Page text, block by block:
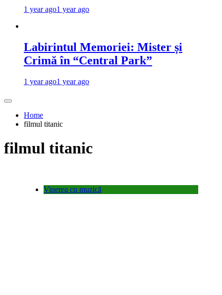
1 year ago1 year ago
Labirintul Memoriei: Mister și
Crimă în “Central Park”
1 year ago1 year ago
Home
filmul titanic
filmul titanic
Vinerea cu muzică